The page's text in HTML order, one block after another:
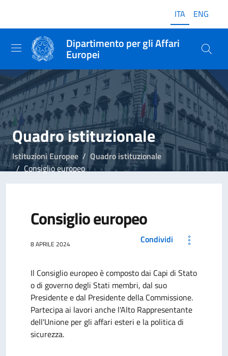
ITA ENG
Dipartimento per gli Affari
Europei
Quadro istituzionale
Istituzioni Europee
Quadro istituzionale
Consiglio europeo
Consiglio europeo
8 APRILE 2024 Condividi
Il Consiglio europeo è composto dai Capi di Stato
o di governo degli Stati membri, dal suo
Presidente e dal Presidente della Commissione.
Partecipa ai lavori anche l'Alto Rappresentante
dell'Unione per gli affari esteri e la politica di
sicurezza.